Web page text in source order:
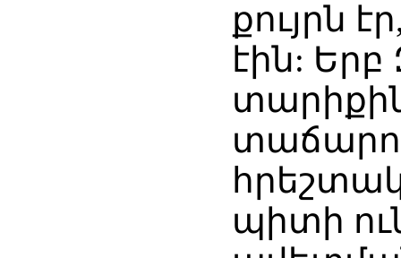
քույրն
էին:
պիտի